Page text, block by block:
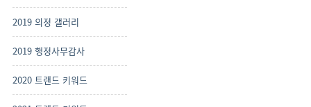
2019 의정 갤러리
2019 행정사무감사
2020 트랜드 키워드